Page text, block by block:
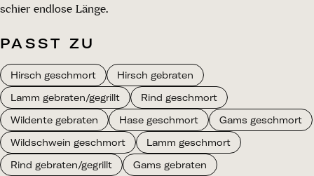
schier endlose Länge.
PASST ZU
Hirsch geschmort
Hirsch gebraten
Lamm gebraten/gegrillt
Rind geschmort
Wildente gebraten
Hase geschmort
Gams geschmort
Wildschwein geschmort
Lamm geschmort
Rind gebraten/gegrillt
Gams gebraten